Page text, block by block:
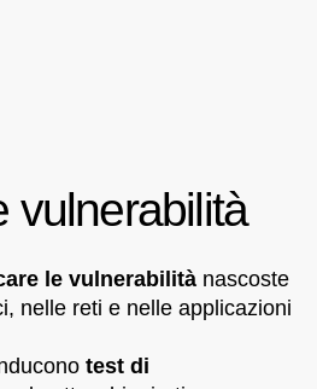
vulnerabilità
le vulnerabilità nascoste
nelle reti e nelle applicazioni
test di